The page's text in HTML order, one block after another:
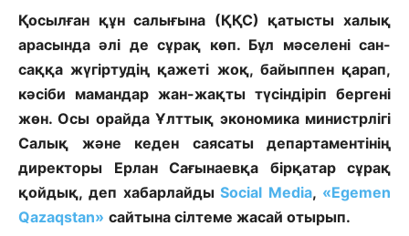
Қосылған құн салығына (ҚҚС) қатысты халық
арасында әлі де сұрақ көп. Бұл мәселені сан-
саққа жүгіртудің қажеті жоқ, байыппен қарап,
кәсіби мамандар жан-жақты түсіндіріп бергені
жөн. Осы орайда Ұлттық экономика министрлігі
Салық және кеден саясаты департаментінің
директоры Ерлан Сағынаевқа бірқатар сұрақ
қойдық, деп хабарлайдыSocial Media, «Egemen
Qazaqstan» сайтына сілтеме жасай отырып.